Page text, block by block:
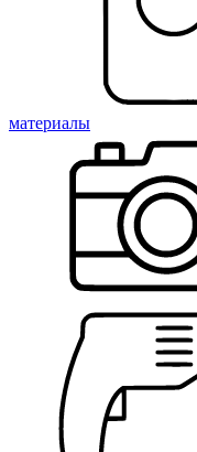
материалы